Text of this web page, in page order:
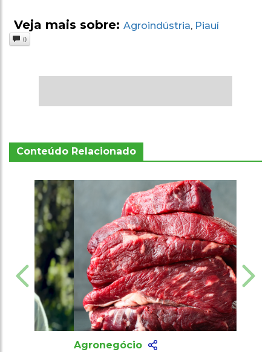
Veja mais sobre: Agroindústria, Piauí
0
Conteúdo Relacionado
Agronegócio